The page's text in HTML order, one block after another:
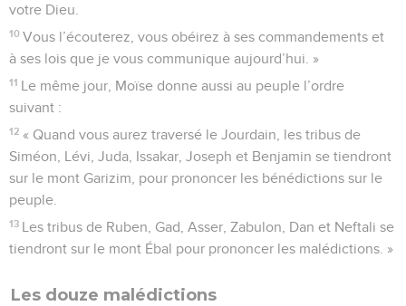
votre Dieu.
10 Vous l’écouterez, vous obéirez à ses commandements et
à ses lois que je vous communique aujourd’hui. »
11 Le même jour, Moïse donne aussi au peuple l’ordre
suivant :
12 « Quand vous aurez traversé le Jourdain, les tribus de
Siméon, Lévi, Juda, Issakar, Joseph et Benjamin se tiendront
sur le mont Garizim, pour prononcer les bénédictions sur le
peuple.
13 Les tribus de Ruben, Gad, Asser, Zabulon, Dan et Neftali se
tiendront sur le mont Ébal pour prononcer les malédictions. »
Les douze malédictions